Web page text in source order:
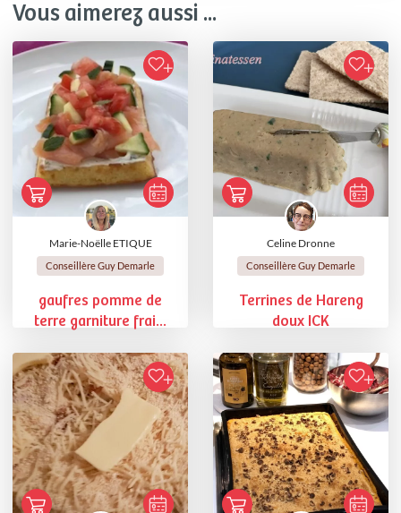
Vous aimerez aussi ...
Marie-Noëlle ETIQUE
Conseillère Guy Demarle
gaufres pomme de
terre garniture frai...
Celine Dronne
Conseillère Guy Demarle
Terrines de Hareng
doux ICK